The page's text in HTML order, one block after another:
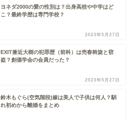
ヨネダ2000の愛の性別は？出身高校や中学はど
こ？最終学歴は専門学校？
2023年5月27日
EXIT兼近大樹の犯罪歴（前科）は売春斡旋と窃
盗？創価学会の会員だった？
2023年5月27日
鈴木もぐら(空気階段)嫁は美人で子供は何人？馴
れ初めから離婚をまとめ